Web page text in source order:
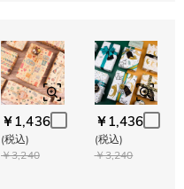
￥1,436
(税込)
￥3,240
￥1,436
(税込)
￥3,240